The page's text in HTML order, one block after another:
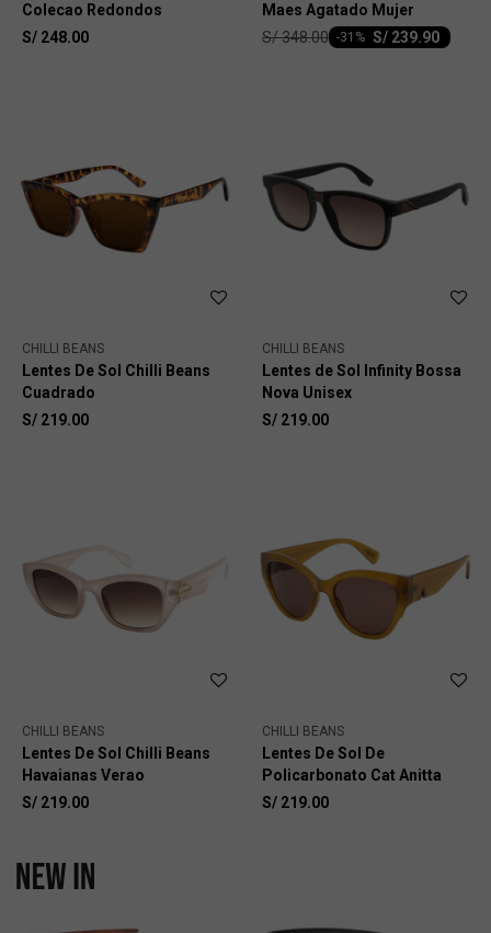
Colecao Redondos
S/ 248.00
Maes Agatado Mujer
S/ 239.90
-31
S/348.00
CHILLI BEANS
Lentes De Sol Chilli Beans
Cuadrado
S/ 219.00
CHILLI BEANS
Lentes de Sol Infinity Bossa
Nova Unisex
S/ 219.00
CHILLI BEANS
Lentes De Sol Chilli Beans
Havaianas Verao
S/ 219.00
CHILLI BEANS
Lentes De Sol De
Policarbonato Cat Anitta
S/ 219.00